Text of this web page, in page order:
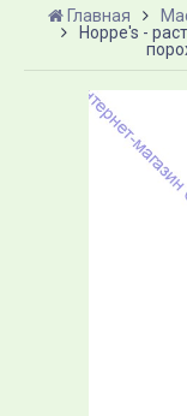
Главная
Hoppe's -